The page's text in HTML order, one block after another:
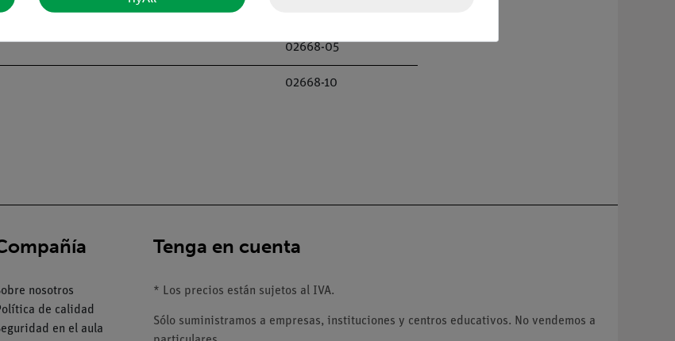
02668-05
02668-10
nosotros
de calidad
en el aula
Tenga en cuenta
* Los precios están sujetos al IVA.
Sólo suministramos a empresas, instituciones y centros educativos. No vendemos a